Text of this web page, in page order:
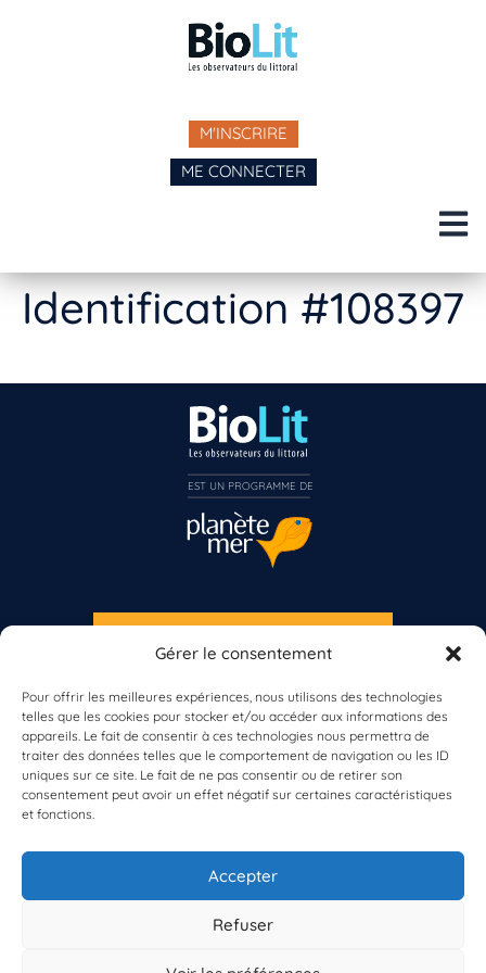
Gérer le consentement
Pour offrir les meilleures expériences, nous utilisons des technologies
telles que les cookies pour stocker et/ou accéder aux informations des
appareils. Le fait de consentir à ces technologies nous permettra de
traiter des données telles que le comportement de navigation ou les ID
uniques sur ce site. Le fait de ne pas consentir ou de retirer son
consentement peut avoir un effet négatif sur certaines caractéristiques
et fonctions.
Accepter
Refuser
M'INSCRIRE
ME CONNECTER
Identification #108397
À propos de BioLit
Vos données d'observation
Ressources
Résultats du programme
Contacts
S'INSCRIRE À LA NEWSLETTER
Vous n’êtes pas encore inscrit à Biolit ?
Inscrivez-vous dès maintenant